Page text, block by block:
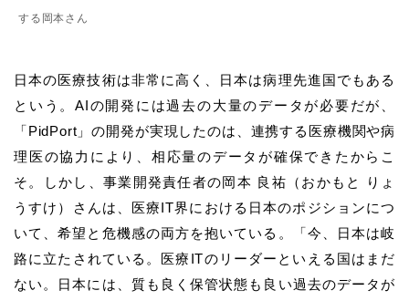
する岡本さん
日本の医療技術は非常に高く、日本は病理先進国でもある
という。AIの開発には過去の大量のデータが必要だが、
「PidPort」の開発が実現したのは、連携する医療機関や病
理医の協力により、相応量のデータが確保できたからこ
そ。しかし、事業開発責任者の岡本 良祐（おかもと りょ
うすけ）さんは、医療IT界における日本のポジションにつ
いて、希望と危機感の両方を抱いている。「今、日本は岐
路に立たされている。医療ITのリーダーといえる国はまだ
ない。日本には、質も良く保管状態も良い過去のデータが